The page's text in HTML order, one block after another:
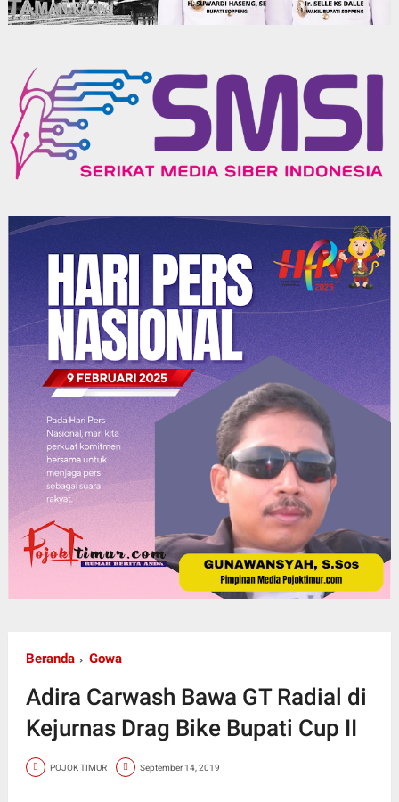
Beranda Gowa
Adira Carwash Bawa GT Radial di
Kejurnas Drag Bike Bupati Cup II
POJOK TIMUR September 14, 2019